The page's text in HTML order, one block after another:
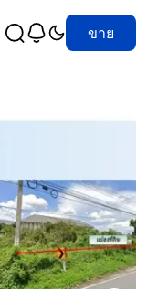
ขาย